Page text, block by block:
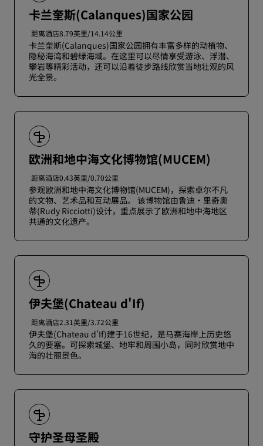
卡兰奎斯(Calanques)国家公园
距离酒店8.79英里/14.14公里
卡兰奎斯(Calanques)国家公园拥有丰富多样的动植物、
隐秘海湾和碧绿海域。在这里可以尽情享受游泳、浮潜、
攀岩等精彩活动，还可以沿着徒步路线欣赏当地壮观的风
光全景。
欧洲和地中海文化博物馆(MUCEM)
距离酒店0.43英里/0.70公里
参观欧洲和地中海文化博物馆(MUCEM)，探索卓尔不凡
的文物、艺术品和互动展品。 该博物馆由鲁迪·里奇奥
蒂(Rudy Ricciotti)设计，重点展示了欧洲和地中海地区
共通的文化遗产。
伊夫堡(Chateau d'If)
距离酒店2.31英里/3.72公里
伊夫堡(Chateau d'If)建于16世纪，是马赛海岸上历史悠
久的要塞。可探索城堡、地牢和周围小岛，同时欣赏地中
海的壮丽景色。
守护圣母圣殿